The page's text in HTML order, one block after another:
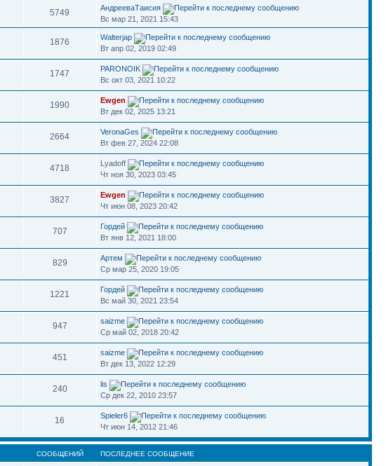
5749
АндрееваТаисия
Вс мар 21, 2021 15:43
1876
Walterjap
Вт апр 02, 2019 02:49
1747
PARONOIK
Вс окт 03, 2021 10:22
1990
Ewgen
Вт дек 02, 2025 13:21
2664
VeronaGes
Вт фев 27, 2024 22:08
4718
Lyadoff
Чт ноя 30, 2023 03:45
3827
Ewgen
Чт июн 08, 2023 20:42
707
Гордей
Вт янв 12, 2021 18:00
829
Артем
Ср мар 25, 2020 19:05
1221
Гордей
Вс май 30, 2021 23:54
947
saizme
Ср май 02, 2018 20:42
451
saizme
Вт дек 13, 2022 12:29
240
lis
Ср дек 22, 2010 23:57
16
Spieler6
Чт июн 14, 2012 21:46
СООБЩЕНИЙ ПОСЛЕДНЕЕ СООБЩЕНИЕ